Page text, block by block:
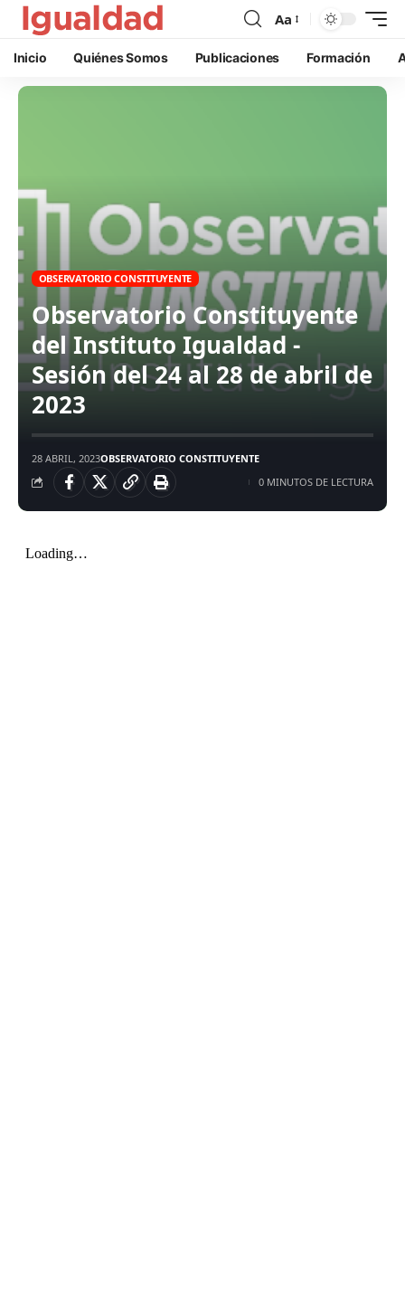
Aa
Inicio Quiénes Somos Publicaciones Formación
OBSERVATORIO CONSTITUYENTE
Observatorio Constituyente
del Instituto Igualdad -
Sesión del 24 al 28 de abril de
2023
28 ABRIL, 2023OBSERVATORIO CONSTITUYENTE
0 MINUTOS DE LECTURA